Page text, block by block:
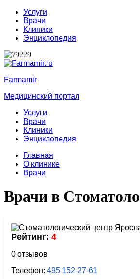
Услуги
Врачи
Клиники
Энциклопедия
Farmamir
Медицинский портал
Услуги
Врачи
Клиники
Энциклопедия
Главная
О клинике
Врачи
Врачи в
Рейтинг: 4
0 отзывов
Телефон: 495 152-27-61